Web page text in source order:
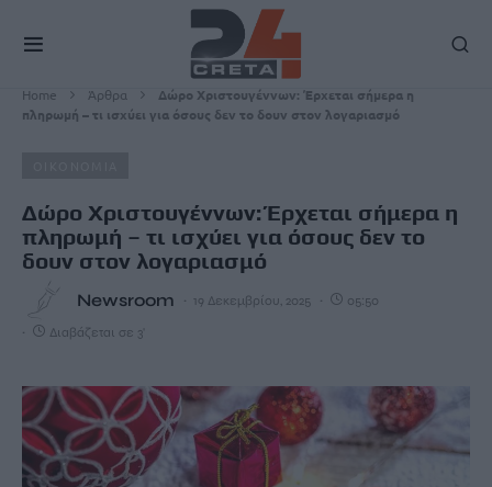
Home Άρθρα
Δώρο Χριστουγέννων: Έρχεται σήμερα η
πληρωμή – τι ισχύει για όσους δεν το δουν στον λογαριασμό
Δώρο Χριστουγέννων: Έρχεται σήμερα η
πληρωμή – τι ισχύει για όσους δεν το
δουν στον λογαριασμό
Newsroom 19 Δεκεμβρίου, 2025 05:50
Διαβάζεται σε 3'